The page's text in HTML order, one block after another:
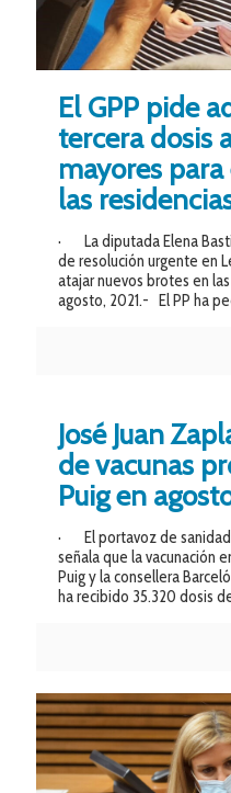
El GPP pide
tercera dosis
mayores
las
· La diputada Elena
de resolución urgente en
atajar nuevos brotes en
agosto, 2021.- El PP ha
José Juan
de vacunas
Puig en
· El portavoz de sanidad
señala que la vacunación
Puig y la consellera
ha recibido 35.320 dosis